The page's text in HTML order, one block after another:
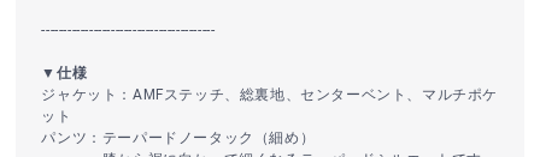
----------------------------------------
▼仕様
ジャケット：AMFステッチ、総裏地、センターベント、マルチポケ
ット
パンツ：テーパードノータック（細め）